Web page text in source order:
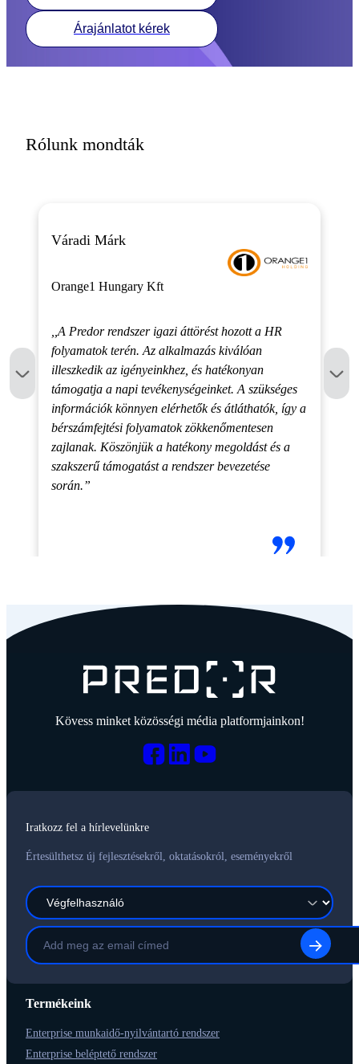
Árajánlatot kérek
Rólunk mondták
Váradi Márk
Orange1 Hungary Kft
,,A Predor rendszer igazi áttörést hozott a HR
folyamatok terén. Az alkalmazás kiválóan
illeszkedik az igényeinkhez, és hatékonyan
támogatja a napi tevékenységeinket. A szükséges
információk könnyen elérhetők és átláthatók, így a
bérszámfejtési folyamatok zökkenőmentesen
zajlanak. Köszönjük a hatékony megoldást és a
szakszerű támogatást a rendszer bevezetése
során.”
Kövess minket közösségi média platformjainkon!
Termékeink
Enterprise munkaidő-nyilvántartó rendszer
Enterprise beléptető rendszer
Iratkozz fel a hírlevelünkre
Értesülthetsz új fejlesztésekről, oktatásokról, eseményekről